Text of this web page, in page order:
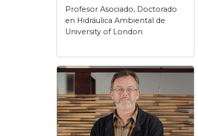
Profesor Asociado, Doctorado
en Hidráulica Ambiental de
University of London